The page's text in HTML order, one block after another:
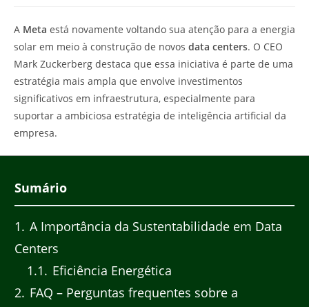
post:
A Meta está novamente voltando sua atenção para a energia
solar em meio à construção de novos data centers. O CEO
Mark Zuckerberg destaca que essa iniciativa é parte de uma
estratégia mais ampla que envolve investimentos
significativos em infraestrutura, especialmente para
suportar a ambiciosa estratégia de inteligência artificial da
empresa.
Sumário
1
A Importância da Sustentabilidade em Data
Centers
1.1
Eficiência Energética
2 FAQ – Perguntas frequentes sobre a